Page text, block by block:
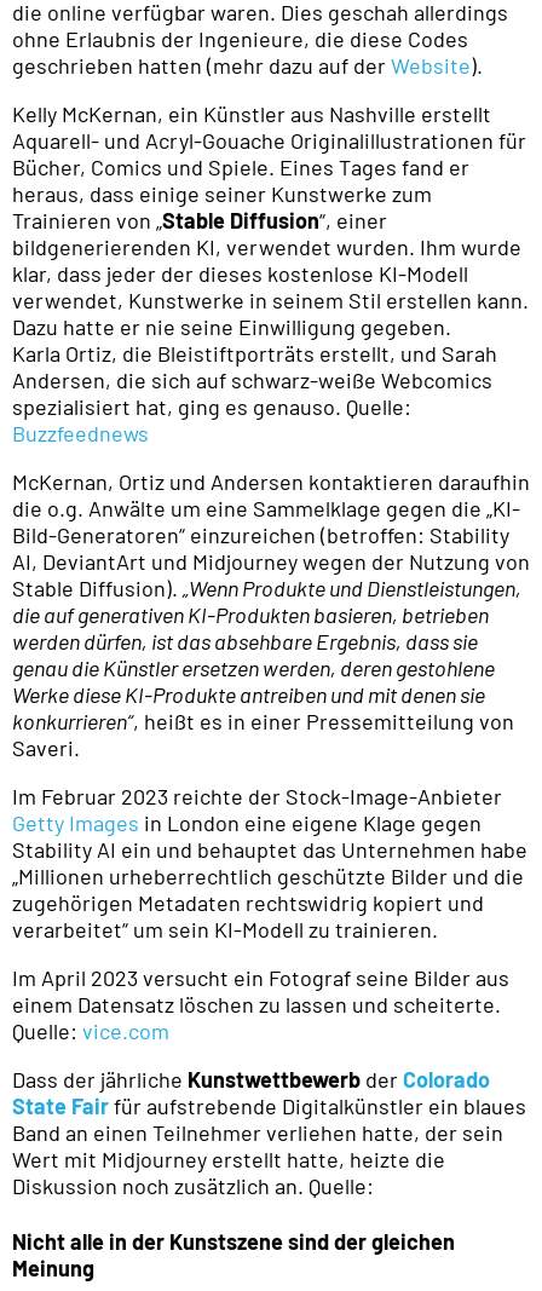
die online verfügbar waren. Dies geschah allerdings
ohne Erlaubnis der Ingenieure, die diese Codes
geschrieben hatten (mehr dazu auf derWebsite).
Kelly McKernan, ein Künstler aus Nashville erstellt
Aquarell- und Acryl-Gouache Originalillustrationen für
Bücher, Comics und Spiele. Eines Tages fand er
heraus, dass einige seiner Kunstwerke zum
Trainieren von „Stable Diffusion“, einer
bildgenerierenden KI, verwendet wurden. Ihm wurde
klar, dass jeder der dieses kostenlose KI-Modell
verwendet, Kunstwerke in seinem Stil erstellen kann.
Dazu hatte er nie seine Einwilligung gegeben.
Karla Ortiz, die Bleistiftporträts erstellt, und Sarah
Andersen, die sich auf schwarz-weiße Webcomics
spezialisiert hat, ging es genauso. Quelle:
Buzzfeednews
McKernan, Ortiz und Andersen kontaktieren daraufhin
die o.g. Anwälte um eine Sammelklage gegen die „KI-
Bild-Generatoren“ einzureichen (betroffen: Stability
AI, DeviantArt und Midjourney wegen der Nutzung von
Stable Diffusion). „Wenn Produkte und Dienstleistungen,
die auf generativen KI-Produkten basieren, betrieben
werden dürfen, ist das absehbare Ergebnis, dass sie
genau die Künstler ersetzen werden, deren gestohlene
Werke diese KI-Produkte antreiben und mit denen sie
konkurrieren“, heißt es in einer Pressemitteilung von
Saveri.
Im Februar 2023 reichte der Stock-Image-Anbieter
Getty Images in London eine eigene Klage gegen
Stability AI ein und behauptet das Unternehmen habe
„Millionen urheberrechtlich geschützte Bilder und die
zugehörigen Metadaten rechtswidrig kopiert und
verarbeitet“ um sein KI-Modell zu trainieren.
Im April 2023 versucht ein Fotograf seine Bilder aus
einem Datensatz löschen zu lassen und scheiterte.
Quelle: vice.com
Dass der jährliche Kunstwettbewerb derColorado
State Fairfür aufstrebende Digitalkünstler ein blaues
Band an einen Teilnehmer verliehen hatte, der sein
Wert mit Midjourney erstellt hatte, heizte die
Diskussion noch zusätzlich an. Quelle:
Nicht alle in der Kunstszene sind der gleichen
Meinung